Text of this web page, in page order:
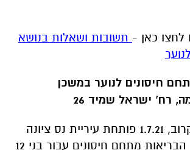
לחצו כאן - תשובות ושאלות בנושא
חיסונים לנוער במשכן
רח' ישראל שמיד 26
ביום חמישי הקרוב, 1.7.21 פותחת עיריית נס ציונה
בשיתוף משרד הבריאות מתחם חיסונים עבור בני 12